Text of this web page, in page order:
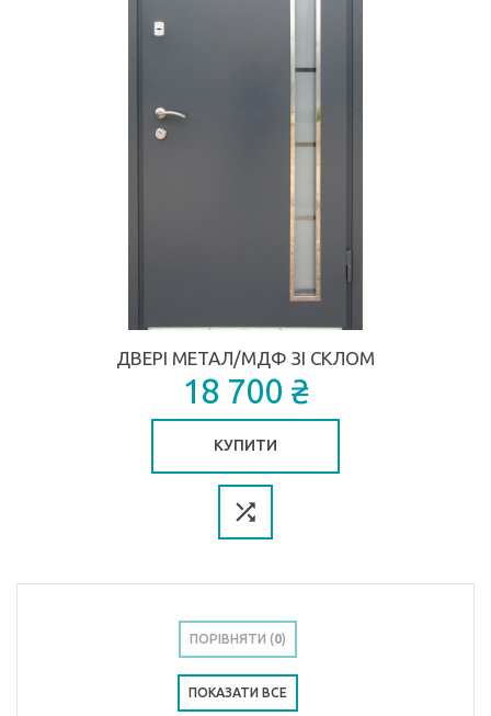
ДВЕРІ МЕТАЛ/МДФ ЗІ СКЛОМ
18 700 ₴
КУПИТИ
ПОРІВНЯТИ (0)
ПОКАЗАТИ ВСЕ